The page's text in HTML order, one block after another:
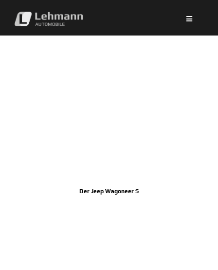
Inhalt
springen
Der Jeep Wagoneer S